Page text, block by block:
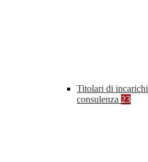
Titolari di
consulenza 23